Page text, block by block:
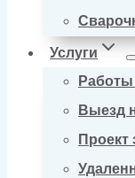
Услуги
Выезд
Проект